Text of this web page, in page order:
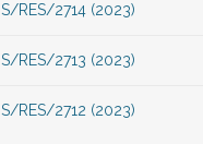
S/RES/2714 (2023)
S/RES/2713 (2023)
S/RES/2712 (2023)